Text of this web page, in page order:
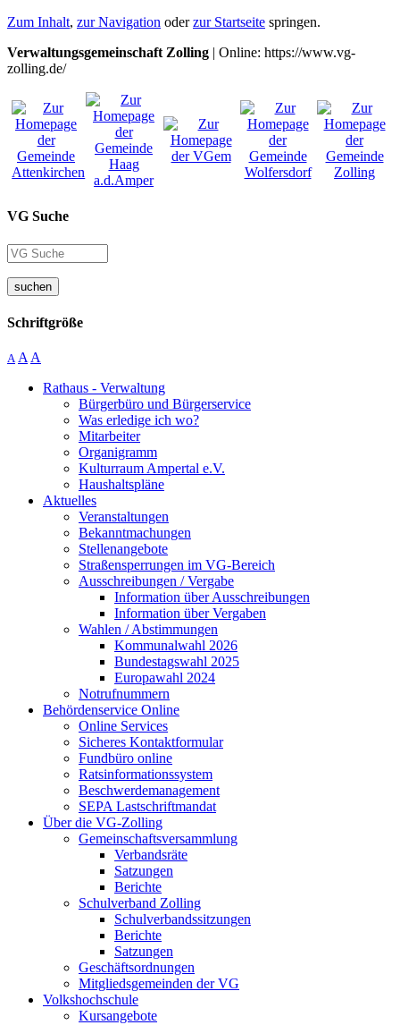
Zum Inhalt, zur Navigation oderzur Startseite springen.
Verwaltungsgemeinschaft Zolling | Online: https://www.vg-
zolling.de/
VG Suche
suchen
Schriftgröße
A A A
Rathaus - Verwaltung
Bürgerbüro und Bürgerservice
Was erledige ich wo?
Mitarbeiter
Organigramm
Kulturraum Ampertal e.V.
Haushaltspläne
Aktuelles
Veranstaltungen
Bekanntmachungen
Stellenangebote
Straßensperrungen im VG-Bereich
Ausschreibungen / Vergabe
Information über Ausschreibungen
Information über Vergaben
Wahlen / Abstimmungen
Kommunalwahl 2026
Bundestagswahl 2025
Europawahl 2024
Notrufnummern
Behördenservice Online
Online Services
Sicheres Kontaktformular
Fundbüro online
Ratsinformationssystem
Beschwerdemanagement
SEPA Lastschriftmandat
Über die VG-Zolling
Gemeinschaftsversammlung
Verbandsräte
Satzungen
Berichte
Schulverband Zolling
Schulverbandssitzungen
Berichte
Satzungen
Geschäftsordnungen
Mitgliedsgemeinden der VG
Volkshochschule
Kursangebote